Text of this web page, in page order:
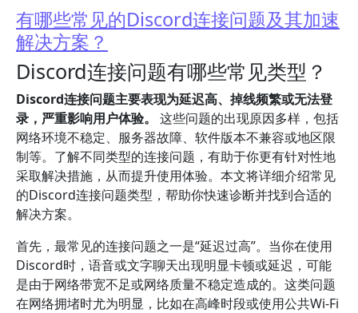
有哪些常见的Discord连接问题及其加速
解决方案？
Discord连接问题有哪些常见类型？
Discord连接问题主要表现为延迟高、掉线频繁或无法登
录，严重影响用户体验。
这些问题的出现原因多样，包括
网络环境不稳定、服务器故障、软件版本不兼容或地区限
制等。了解不同类型的连接问题，有助于你更有针对性地
采取解决措施，从而提升使用体验。本文将详细介绍常见
的Discord连接问题类型，帮助你快速诊断并找到合适的
解决方案。
首先，最常见的连接问题之一是“延迟过高”。当你在使用
Discord时，语音或文字聊天出现明显卡顿或延迟，可能
是由于网络带宽不足或网络质量不稳定造成的。这类问题
在网络拥堵时尤为明显，比如在高峰时段或使用公共Wi-Fi